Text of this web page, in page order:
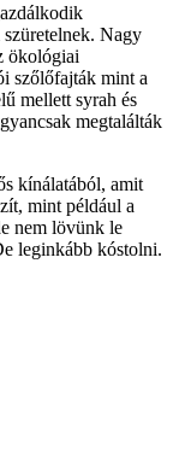
Nagy
ökológiai
szőlőfajták mint a
mellett syrah és
megtalálták
kínálatából, amit
mint például a
nem lövünk le
leginkább kóstolni.